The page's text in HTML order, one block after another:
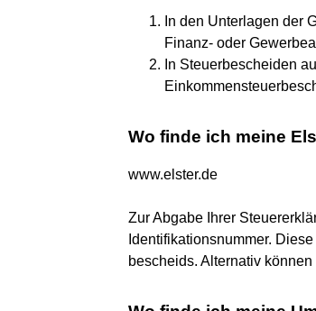
In den Unterlagen der
Finanz- oder
In Steuerbescheiden
Wo finde ich meine
www.elster.de
Zur Abgabe Ihrer
Identifikationsnummer.
bescheids. Alternativ